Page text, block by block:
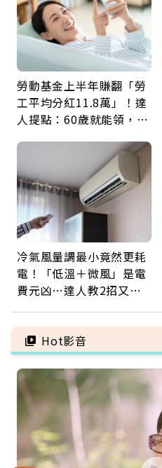
勞動基金上半年賺翻「勞
工平均分紅11.8萬」！達
人提點：60歲就能領，重
冷氣風量調最小竟然更耗
電！「低溫＋微風」是電
費元凶…達人教2招又涼
Hot影音